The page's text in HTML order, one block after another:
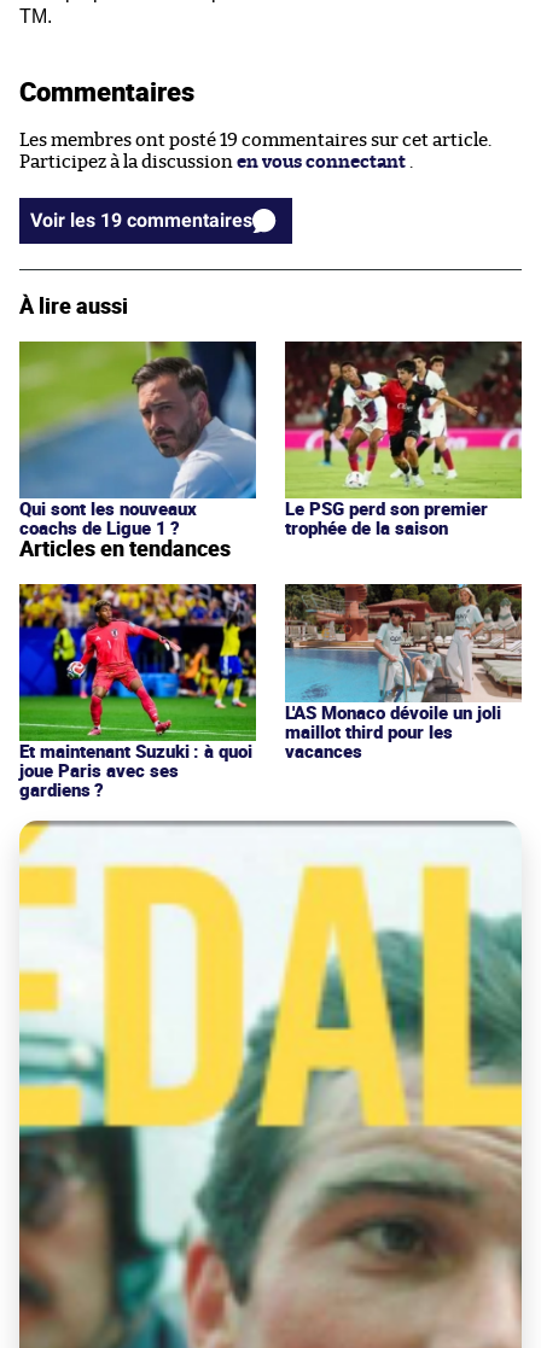
TM.
Commentaires
Les membres ont posté 19 commentaires sur cet article.
Participez à la discussion en vous connectant
Voir les 19 commentaires
À lire aussi
Qui sont les nouveaux
coachs de Ligue 1 ?
Le PSG perd son premier
trophée de la saison
Articles en tendances
Et maintenant Suzuki : à quoi
joue Paris avec ses
gardiens ?
L'AS Monaco dévoile un joli
maillot third pour les
vacances